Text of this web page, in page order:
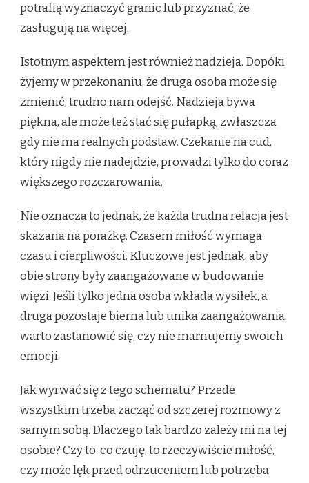
potrafią wyznaczyć granic lub przyznać, że
zasługują na więcej.
Istotnym aspektem jest również nadzieja. Dopóki
żyjemy w przekonaniu, że druga osoba może się
zmienić, trudno nam odejść. Nadzieja bywa
piękna, ale może też stać się pułapką, zwłaszcza
gdy nie ma realnych podstaw. Czekanie na cud,
który nigdy nie nadejdzie, prowadzi tylko do coraz
większego rozczarowania.
Nie oznacza to jednak, że każda trudna relacja jest
skazana na porażkę. Czasem miłość wymaga
czasu i cierpliwości. Kluczowe jest jednak, aby
obie strony były zaangażowane w budowanie
więzi. Jeśli tylko jedna osoba wkłada wysiłek, a
druga pozostaje bierna lub unika zaangażowania,
warto zastanowić się, czy nie marnujemy swoich
emocji.
Jak wyrwać się z tego schematu? Przede
wszystkim trzeba zacząć od szczerej rozmowy z
samym sobą. Dlaczego tak bardzo zależy mi na tej
osobie? Czy to, co czuję, to rzeczywiście miłość,
czy może lęk przed odrzuceniem lub potrzeba